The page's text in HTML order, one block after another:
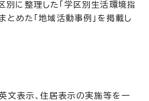
別に整理した「学区別生活環境指
とめた「地域活動事例」を掲載し
文表示、住居表示の実施等を一